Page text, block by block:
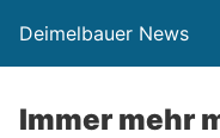
Deimelbauer News
Immer mehr